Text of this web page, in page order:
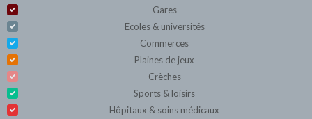
Gares
Ecoles & universités
Commerces
Plaines de jeux
Crèches
Sports & loisirs
Hôpitaux & soins médicaux